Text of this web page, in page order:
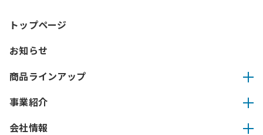
トップページ
お知らせ
商品ラインアップ
事業紹介
会社情報